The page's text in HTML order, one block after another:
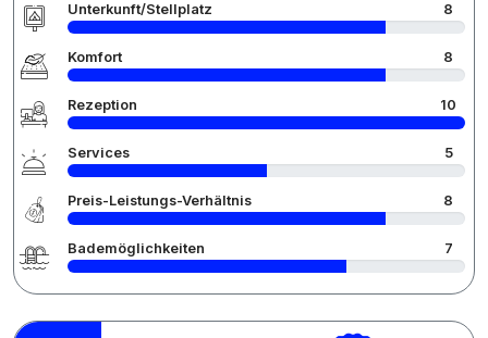
Unterkunft/Stellplatz 8
Komfort 8
Rezeption 10
Services 5
Preis-Leistungs-Verhältnis 8
Bademöglichkeiten 7